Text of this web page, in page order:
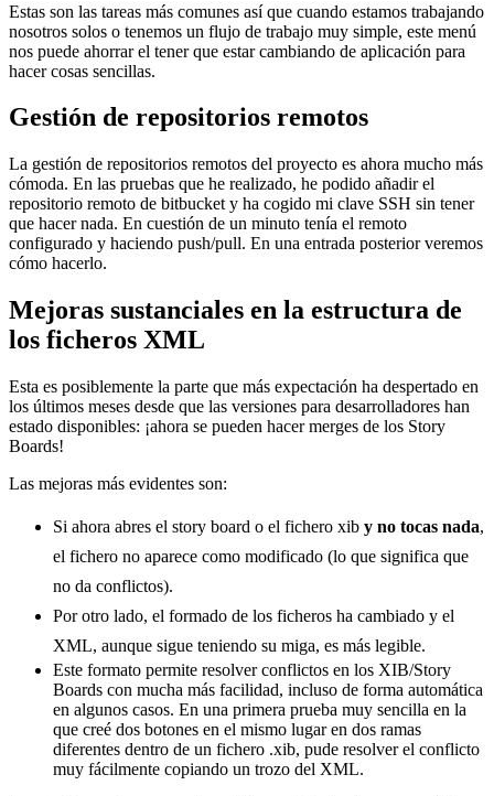
Estas son las tareas más comunes así que cuando estamos trabajando
nosotros solos o tenemos un flujo de trabajo muy simple, este menú
nos puede ahorrar el tener que estar cambiando de aplicación para
hacer cosas sencillas.
Gestión de repositorios remotos
La gestión de repositorios remotos del proyecto es ahora mucho más
cómoda. En las pruebas que he realizado, he podido añadir el
repositorio remoto de bitbucket y ha cogido mi clave SSH sin tener
que hacer nada. En cuestión de un minuto tenía el remoto
configurado y haciendo push/pull. En una entrada posterior veremos
cómo hacerlo.
Mejoras sustanciales en la estructura de
los ficheros XML
Esta es posiblemente la parte que más expectación ha despertado en
los últimos meses desde que las versiones para desarrolladores han
estado disponibles: ¡ahora se pueden hacer merges de los Story
Boards!
Las mejoras más evidentes son:
Si ahora abres el story board o el fichero xib y no tocas nada,
el fichero no aparece como modificado (lo que significa que
no da conflictos).
Por otro lado, el formado de los ficheros ha cambiado y el
XML, aunque sigue teniendo su miga, es más legible.
Este formato permite resolver conflictos en los XIB/Story
Boards con mucha más facilidad, incluso de forma automática
en algunos casos. En una primera prueba muy sencilla en la
que creé dos botones en el mismo lugar en dos ramas
diferentes dentro de un fichero .xib, pude resolver el conflicto
muy fácilmente copiando un trozo del XML.